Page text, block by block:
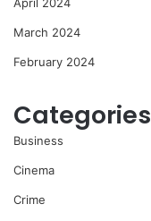
March 2024
February 2024
Categories
Business
Cinema
Crime